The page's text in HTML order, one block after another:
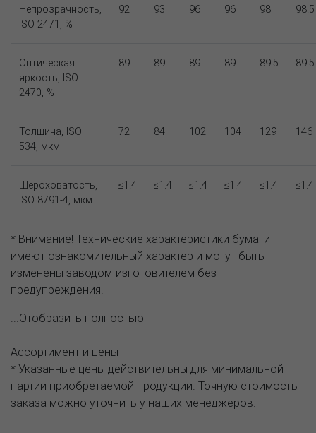
Непрозрачность,
ISO 2471, %
92 93 96 96 98 98.5
Оптическая
яркость, ISO
2470, %
89 89 89 89 89.5 89.5
Толщина, ISO
534, мкм
72 84 102 104 129 146
Шероховатость,
ISO 8791-4, мкм
≤1.4 ≤1.4 ≤1.4 ≤1.4 ≤1.4 ≤1.4
* Внимание! Технические характеристики бумаги
имеют ознакомительный характер и могут быть
изменены заводом-изготовителем без
предупреждения!
...Отобразить полностью
Ассортимент и цены
* Указанные цены действительны для минимальной
партии приобретаемой продукции. Точную стоимость
заказа можно уточнить у наших менеджеров.